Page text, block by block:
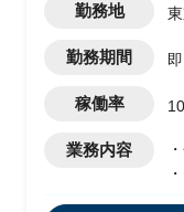
勤務地
勤務期間
稼働率
業務内容